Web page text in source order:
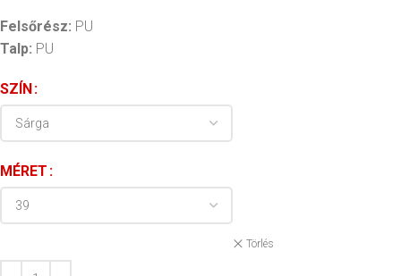
Felsőrész: PU
Talp: PU
SZÍN
MÉRET
Törlés